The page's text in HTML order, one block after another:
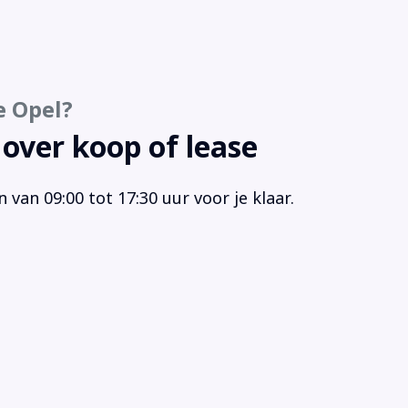
detectie
voorruit
Opel?
koop of lease
van 09:00 tot 17:30 uur voor je klaar.